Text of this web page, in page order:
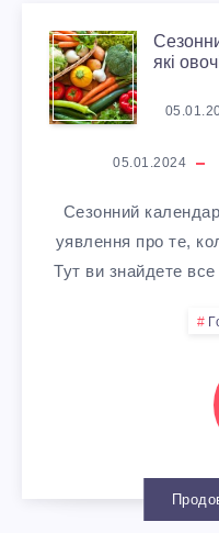
А
Д
А
С
О
Д
О
:
В
Р
О
В
Е
П
І
С
Е
О
Н
К
які
05.01.2024
Сезонний
уявлення про те,
Тут ви знайдете